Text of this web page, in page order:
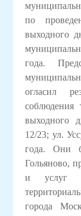
по
выходного
года.
огласил
соблюдения
выходного
12/23; ул.
года. Они
Гольяново,
и услуг
города